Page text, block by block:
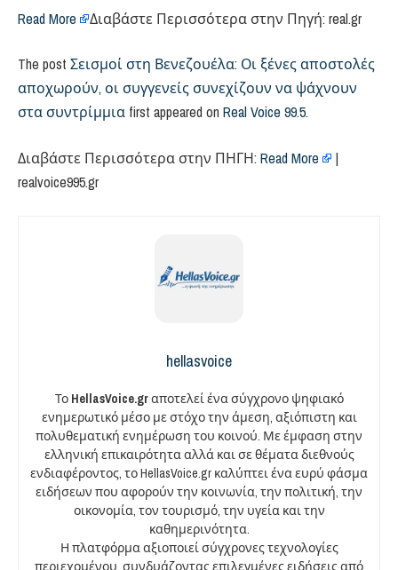
Read More Διαβάστε Περισσότερα στην Πηγή: real.gr
The post Σεισμοί στη Βενεζουέλα: Οι ξένες αποστολές
αποχωρούν, οι συγγενείς συνεχίζουν να ψάχνουν
στα συντρίμμια first appeared on Real Voice 99.5.
Διαβάστε Περισσότερα στην ΠΗΓΗ: Read More
|
realvoice995.gr
hellasvoice
Το HellasVoice.grαποτελεί ένα σύγχρονο ψηφιακό
ενημερωτικό μέσο με στόχο την άμεση, αξιόπιστη και
πολυθεματική ενημέρωση του κοινού. Με έμφαση στην
ελληνική επικαιρότητα αλλά και σε θέματα διεθνούς
ενδιαφέροντος, το HellasVoice.gr καλύπτει ένα ευρύ φάσμα
ειδήσεων που αφορούν την κοινωνία, την πολιτική, την
οικονομία, τον τουρισμό, την υγεία και την
καθημερινότητα.
Η πλατφόρμα αξιοποιεί σύγχρονες τεχνολογίες
περιεχομένου, συνδυάζοντας επιλεγμένες ειδήσεις από